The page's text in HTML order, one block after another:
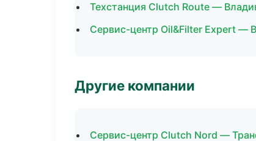
Техстанция Clutch Route —
Сервис-центр Oil&Filter Expert —
Другие компании
Сервис-центр Clutch Nord —